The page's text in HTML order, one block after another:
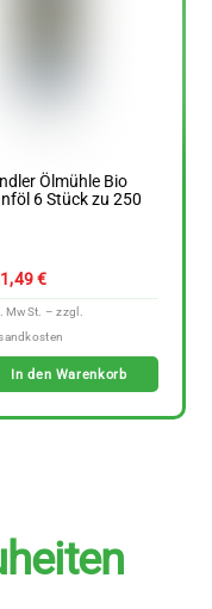
Ölmühle Bio
6 Stück zu 250
€
In den Warenkorb